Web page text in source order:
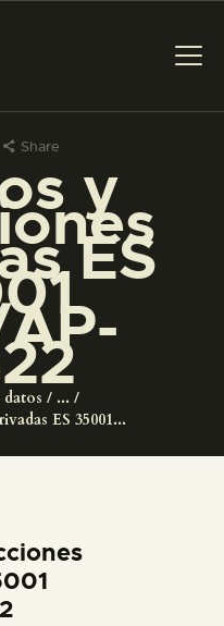
Share
y
ES
datos
...
ES 35001...